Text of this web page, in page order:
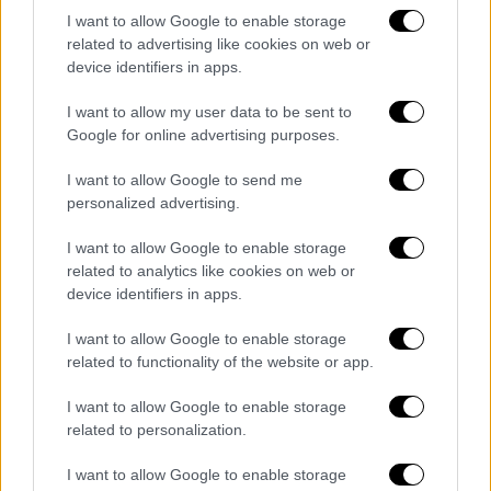
I want to allow Google to enable storage
related to advertising like cookies on web or
device identifiers in apps.
I want to allow my user data to be sent to
Google for online advertising purposes.
I want to allow Google to send me
personalized advertising.
I want to allow Google to enable storage
related to analytics like cookies on web or
device identifiers in apps.
I want to allow Google to enable storage
related to functionality of the website or app.
I want to allow Google to enable storage
related to personalization.
I want to allow Google to enable storage
Στο βίντεο που παρουσιάστηκε από το
OPEN,η αστυνομικός εμφανίζεται σε
καλοκαίρι του 2024. Στην ίδια παρέα
βρισκόταν και Ιταλός καναλάρχης
διασκεδάζει ένας ένστολος, ωστόσο το
lifestyle της ελέγχεται, ιδιαίτερα μετά τις
κατηγορίες πρώην συντρόφου της
, ο οποίος
την κατηγορεί γιαεκβιασμό
«Δεν φαίνεται να υπάρχει ποινικό